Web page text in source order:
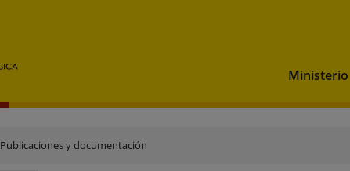
Ministerio
Publicaciones y documentación